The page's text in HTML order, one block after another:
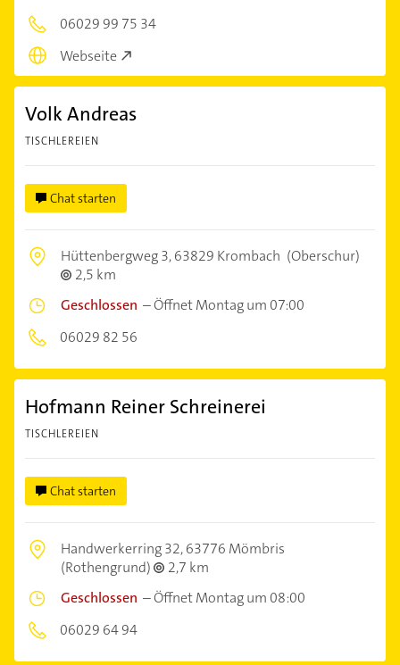
06029 99 75 34
Webseite
Volk Andreas
TISCHLEREIEN
Chat starten
Hüttenbergweg 3,63829 Krombach (Oberschur)
2,5 km
Geschlossen –Öffnet Montag um 07:00
06029 82 56
Hofmann Reiner Schreinerei
TISCHLEREIEN
Chat starten
Handwerkerring 32,63776 Mömbris
(Rothengrund)
2,7 km
Geschlossen –Öffnet Montag um 08:00
06029 64 94